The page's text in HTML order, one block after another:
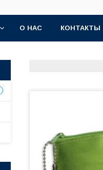
О НАС КОНТАКТЫ